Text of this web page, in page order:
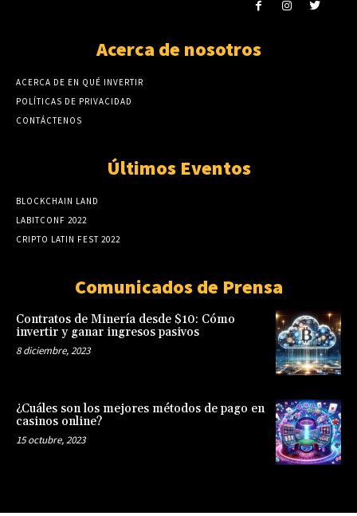
Acerca de nosotros
ACERCA DE EN QUÉ INVERTIR
POLÍTICAS DE PRIVACIDAD
CONTÁCTENOS
Últimos Eventos
BLOCKCHAIN LAND
LABITCONF 2022
CRIPTO LATIN FEST 2022
Comunicados de Prensa
Contratos de Minería desde $10: Cómo
invertir y ganar ingresos pasivos
8 diciembre, 2023
¿Cuáles son los mejores métodos de pago en
casinos online?
15 octubre, 2023